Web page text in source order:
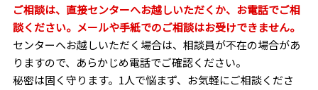
ご相談は、直接センターへお越しいただくか、お電話でご相
談ください。メールや手紙でのご相談はお受けできません。
センターへお越しいただく場合は、相談員が不在の場合があ
りますので、あらかじめ電話でご確認ください。
秘密は固く守ります。1人で悩まず、お気軽にご相談くださ